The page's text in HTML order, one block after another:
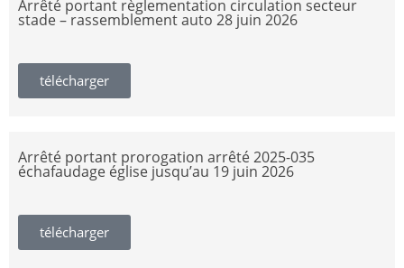
Arrêté portant règlementation circulation secteur
stade – rassemblement auto 28 juin 2026
télécharger
Arrêté portant prorogation arrêté 2025-035
échafaudage église jusqu’au 19 juin 2026
télécharger